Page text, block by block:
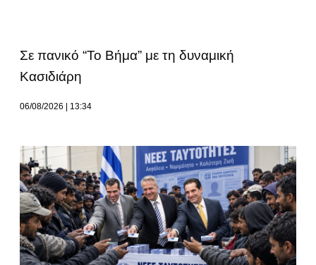
Σε πανικό “Το Βήμα” με τη δυναμική
Κασιδιάρη
06/08/2026 13:34